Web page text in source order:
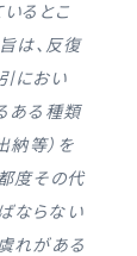
るとこ
は、反復
におい
ある種類
納等）を
度その代
ならない
れがある